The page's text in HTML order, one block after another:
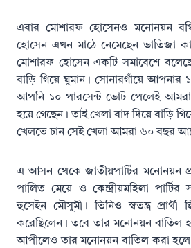
এবার মোশারফ হোসেনও মনোনয়ন
হোসেন এখন মাঠে নেমেছেন ভাতিজা
মোশারফ হোসেন একটি সমাবেশে
বাড়ি গিয়ে ঘুমান। সোনারগাঁয়ে আপনার
আপনি ১০ পারসেন্ট ভোট পেলেই
হয়ে গেছেন। তাই খেলা বাদ দিয়ে বাড়ি
খেলতে চান সেই খেলা আমরা ৬০ বছর
এ আসন থেকে জাতীয়পার্টির মনোনয়ন
পালিত মেয়ে ও কেন্দ্রীয়মহিলা
হুসেইন মৌসুমী। তিনিও স্বতন্ত্র
করেছিলেন। তবে তার মনোনয়ন বাতিল
আপীলেও তার মনোনয়ন বাতিল করা হলে